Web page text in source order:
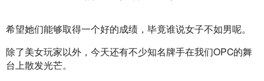
希望她们能够取得一个好的成绩，毕竟谁说女子不如男呢。
除了美女玩家以外，今天还有不少知名牌手在我们OPC的舞
台上散发光芒。